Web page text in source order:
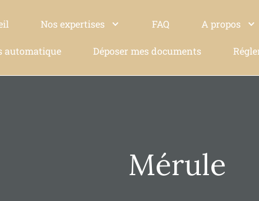
Nos expertises FAQ A propos
automatique Déposer mes documents
Mérule